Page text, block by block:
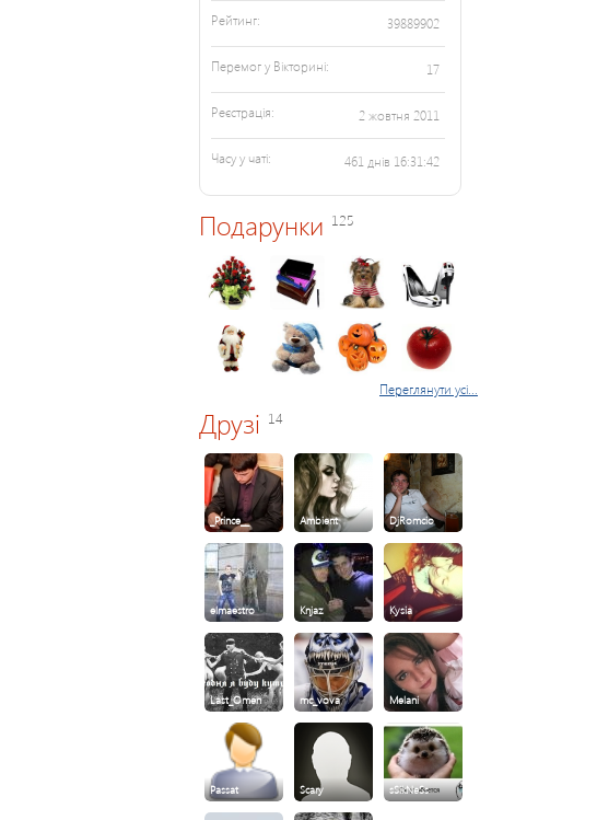
Рейтинг: 39889902
Перемог у Вікторині: 17
Реєстрація: 2 жовтня 2011
Часу у чаті: 461 днів 16:31:42
Подарунки 125
Переглянути усі...
Друзі 14
_Prince__ Ambient DjRomcio
elmaestro Knjaz Kysia
Last_Omen mc_vova Melani
Passat Scary sSikNeSs